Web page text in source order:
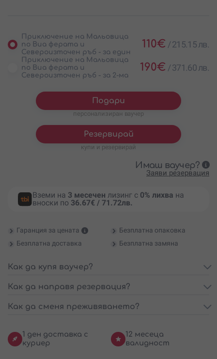
Приключение на Мальовица
по Виа ферата и
Североизточен ръб - за един
110€ /215.15 лв.
Приключение на Мальовица
по Виа ферата и
Североизточен ръб - за 2-ма
190€ /371.60 лв.
Подари
персонализиран ваучер
Резервирай
купи и резервирай
Имаш ваучер?
Заяви резервация
Вземи на 3 месечен лизинг с 0% лихва на
вноски по 36.67€ / 71.72лв.
Гаранция за цената
Безплатна опаковка
Безплатна доставка
Безплатна замяна
Как да купя ваучер?
Как да направя резервация?
Как да сменя преживяването?
1 ден доставка с
куриер
12 месеца
валидност